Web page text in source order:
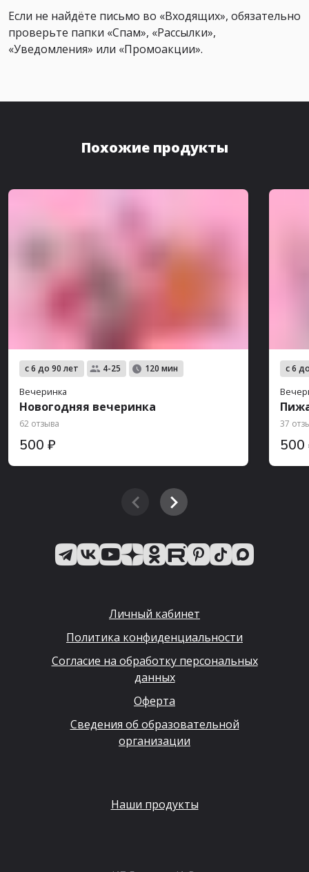
Если не найдёте письмо во «Входящих», обязательно
проверьте папки «Спам», «Рассылки»,
«Уведомления» или «Промоакции».
Похожие продукты
с 6 до 90 лет 4-25 120 мин
Вечеринка
Новогодняя вечеринка
62 отзыва
500 ₽
с 6
37
500
Личный кабинет
Политика конфиденциальности
Согласие на обработку персональных
данных
Оферта
Сведения об образовательной
организации
Наши продукты